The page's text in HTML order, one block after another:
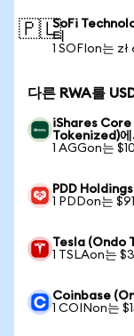
🇵🇱SoFi
티
1 SOFIon는
다른 RWA를
iShares Core
Tokenized)에
1 AGGon는
PDD
1 PDDon는
Tesla (Ondo
1 TSLAon는
Coinbase
1 COINon는